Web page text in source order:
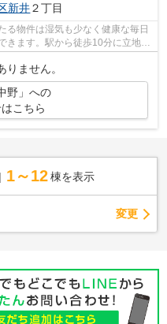
新井２丁目
る物件は湿気も少なく健康な毎日
きます。駅から徒歩10分に立地す
りません。
野」への
こちら
1～12 棟を表示
変更